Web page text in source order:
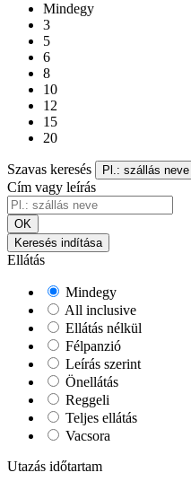
Mindegy
3
5
6
8
10
12
15
20
Szavas keresés Pl.: szállás neve
Cím vagy leírás
OK
Keresés indítása
Ellátás
Mindegy
All inclusive
Ellátás nélkül
Félpanzió
Leírás szerint
Önellátás
Reggeli
Teljes ellátás
Vacsora
Utazás időtartam